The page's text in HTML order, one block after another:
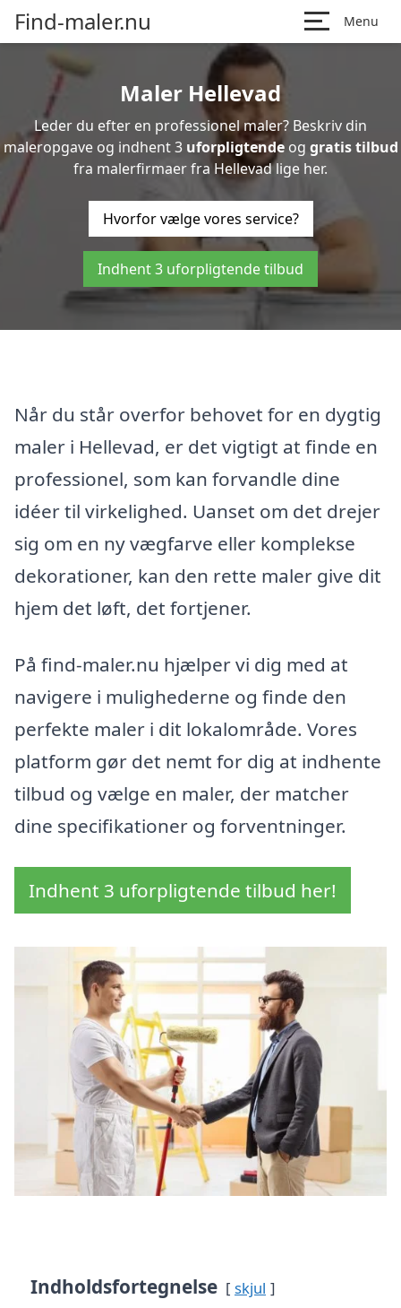
Find-maler.nu Menu
Maler Hellevad
Leder du efter en professionel maler? Beskriv din
maleropgave og indhent 3 uforpligtendeog gratis tilbud
fra malerfirmaer fra Hellevad lige her.
Hvorfor vælge vores service?
Indhent 3 uforpligtende tilbud
Når du står overfor behovet for en dygtig
maler i Hellevad, er det vigtigt at finde en
professionel, som kan forvandle dine
idéer til virkelighed. Uanset om det drejer
sig om en ny vægfarve eller komplekse
dekorationer, kan den rette maler give dit
hjem det løft, det fortjener.
På find-maler.nu hjælper vi dig med at
navigere i mulighederne og finde den
perfekte maler i dit lokalområde. Vores
platform gør det nemt for dig at indhente
tilbud og vælge en maler, der matcher
dine specifikationer og forventninger.
Indhent 3 uforpligtende tilbud her!
Indholdsfortegnelse skjul